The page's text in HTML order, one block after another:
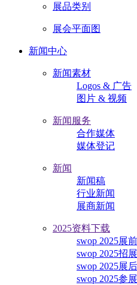
展品类别
展会平面图
新闻中心
新闻素材
Logos & 广告
图片 & 视频
新闻服务
合作媒体
媒体登记
新闻
新闻稿
行业新闻
展商新闻
2025资料下载
swop 2025展
swop 2025招
swop 2025展
swop 2025参